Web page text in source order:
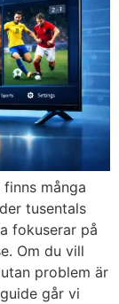
många
tusentals
fokuserar på
Om du vill
problem är
går vi